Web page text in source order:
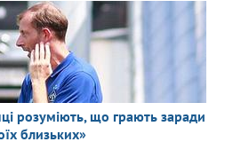
розуміють, що грають заради
близьких»